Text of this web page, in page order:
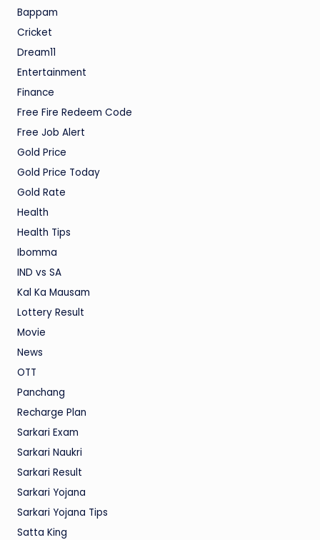
Bappam
Cricket
Dream11
Entertainment
Finance
Free Fire Redeem Code
Free Job Alert
Gold Price
Gold Price Today
Gold Rate
Health
Health Tips
Ibomma
IND vs SA
Kal Ka Mausam
Lottery Result
Movie
News
OTT
Panchang
Recharge Plan
Sarkari Exam
Sarkari Naukri
Sarkari Result
Sarkari Yojana
Sarkari Yojana Tips
Satta King